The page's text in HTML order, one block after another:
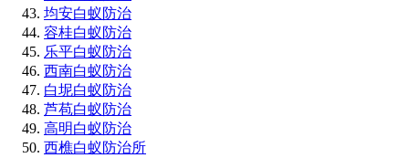
均安白蚁防治
容桂白蚁防治
乐平白蚁防治
西南白蚁防治
白坭白蚁防治
芦苞白蚁防治
高明白蚁防治
西樵白蚁防治所